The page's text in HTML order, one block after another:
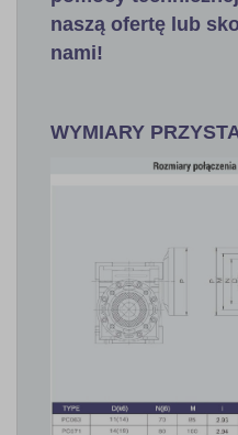
naszą ofertę lub
nami!
WYMIARY